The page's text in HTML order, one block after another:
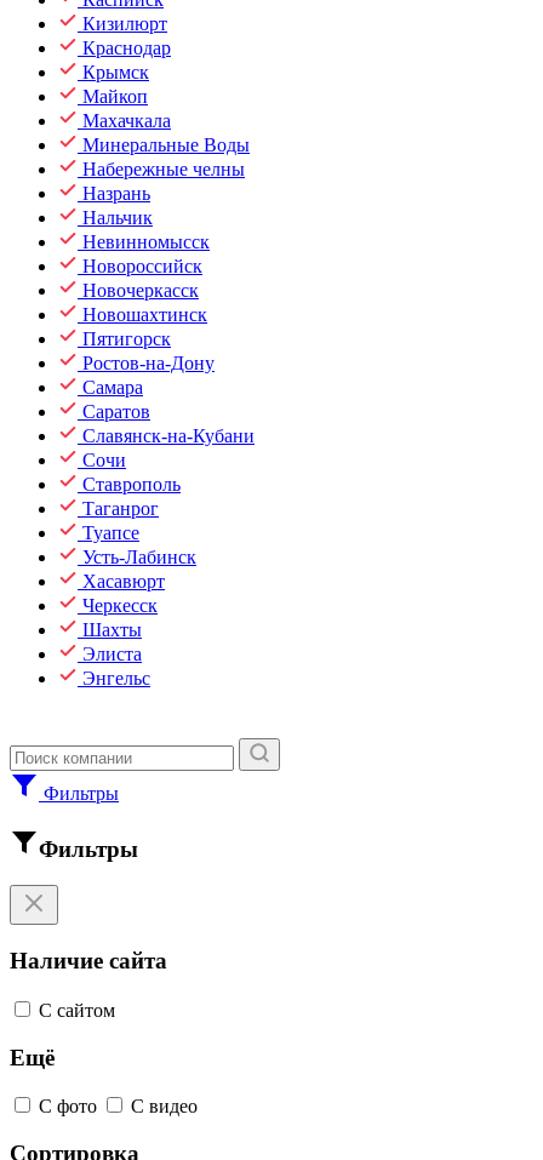
Кизилюрт
Краснодар
Крымск
Майкоп
Махачкала
Минеральные Воды
Набережные челны
Назрань
Нальчик
Невинномысск
Новороссийск
Новочеркасск
Новошахтинск
Пятигорск
Ростов-на-Дону
Самара
Саратов
Славянск-на-Кубани
Сочи
Ставрополь
Таганрог
Туапсе
Усть-Лабинск
Хасавюрт
Черкесск
Шахты
Элиста
Энгельс
Фильтры
Фильтры
Наличие сайта
С сайтом
Ещё
С фото С видео
Сортировка